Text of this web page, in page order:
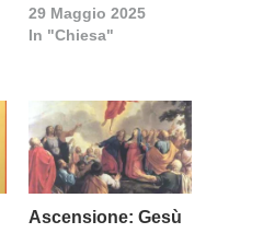
Signore (anno C) a
cura di don Giulio
29 Maggio 2025
In "Chiesa"
Ascensione: Gesù